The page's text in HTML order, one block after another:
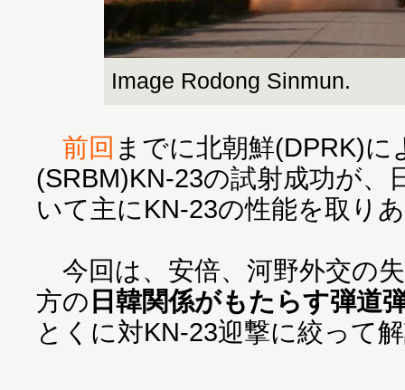
Image Rodong Sinmun.
前回 までに北朝鮮(DPRK)
(SRBM)KN-23の試射成功が、
いて主にKN-23の性能を取り
今回は、安倍、河野外交の
方の 日韓関係がもたらす弾道
とくに対KN-23迎撃に絞って